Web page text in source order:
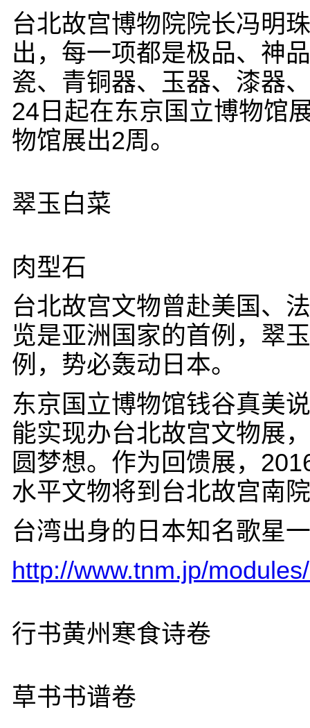
台北故宫博物院院长冯明
出，每一项都是极品、神
瓷、青铜器、玉器、漆器
24日起在东京国立博物馆
物馆展出2周。
翠玉白菜
肉型石
台北故宫文物曾赴美国、
览是亚洲国家的首例，翠
例，势必轰动日本。
东京国立博物馆钱谷真美
能实现办台北故宫文物展
圆梦想。作为回馈展，
水平文物将到台北故宫南
台湾出身的日本知名歌星
http://www.tnm.jp/
行书黄州寒食诗卷
草书书谱卷